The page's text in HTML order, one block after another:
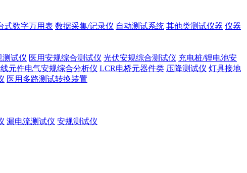
式数字万用表 数据采集/记录仪 自动测试系统 其他类测试仪器 仪器
测试仪 医用安规综合测试仪 光伏安规综合测试仪 充电桩/锂电池安
元件电气安规综合分析仪 LCR电桥元器件类 压降测试仪 灯具接地
医用多路测试转换装置
漏电流测试仪 安规测试仪